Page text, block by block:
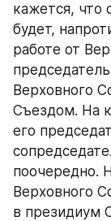
кажется, что
будет,
работе от
Верховного
Съездом. На
его
поочередно.
Верховного
в президиум